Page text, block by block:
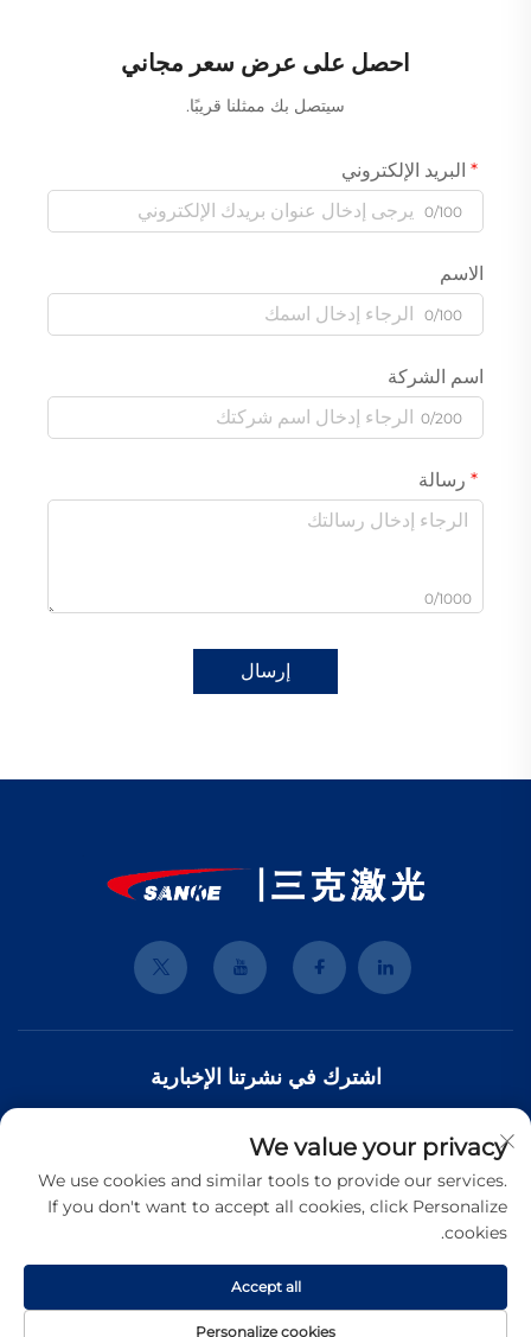
احصل على عرض سعر مجاني
سيتصل بك ممثلنا قريبًا.
البريد الإلكتروني
0/100
الاسم
0/100
اسم الشركة
0/200
رسالة
0/1000
إرسال
اشترك في نشرتنا الإخبارية
انضم إلى نشرتنا الإخبارية لتلقي أحدث الأخبار والتحديثات والرؤى من فريقنا.
حقوق النشر © 2026 شركة شنغهاي 3K لتقنيات الليزر المحدودة. جميع الحقوق
We value your privacy
We use cookies and similar tools to provide our services.
If you don't want to accept all cookies, click Personalize
cookies.
Personalize cookies
Accept all